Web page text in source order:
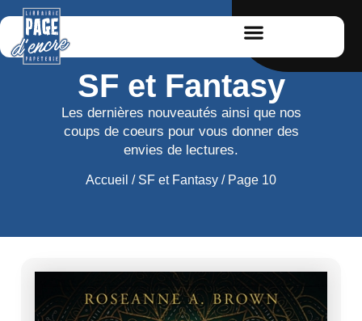
SF et Fantasy
Les dernières nouveautés ainsi que nos
coups de coeurs pour vous donner des
envies de lectures.
Accueil / SF et Fantasy / Page 10